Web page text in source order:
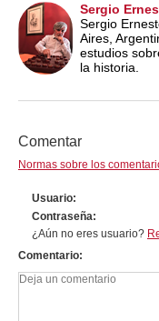
Sergio
Sergio
Aires,
estudios
la historia.
Comentar
Normas sobre los
Usuario
Contraseña
¿Aún no eres usuario?
Comentario